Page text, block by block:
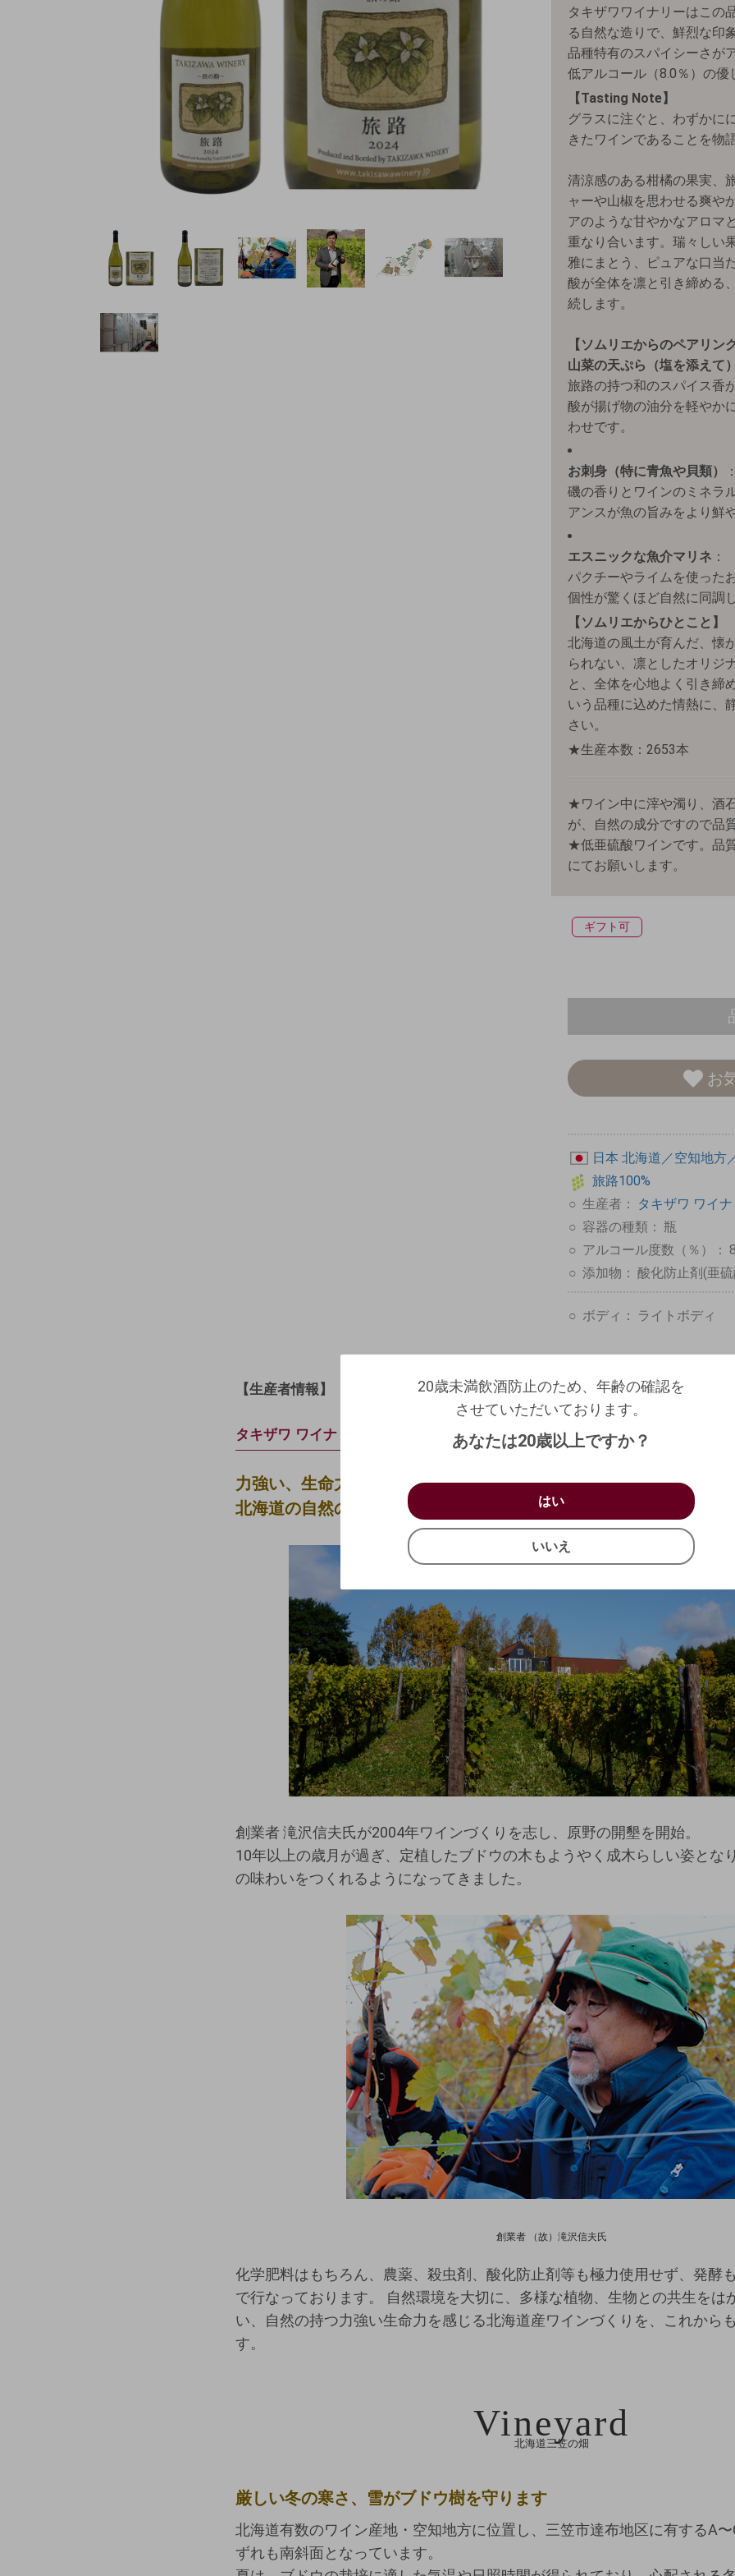
タキザワワイナリーはこの
る自然な造りで、鮮烈な印
品種特有のスパイシーさが
低アルコール（8.0％）の優
【Tasting Note】
グラスに注ぐと、わずかに
きたワインであることを物
清涼感のある柑橘の果実、
ャーや山椒を思わせる爽や
アのような甘やかなアロマ
重なり合います。瑞々しい
雅にまとう、ピュアな口当
酸が全体を凛と引き締める
続します。
【ソムリエからのペアリン
山菜の天ぷら（塩を添えて
旅路の持つ和のスパイス香
酸が揚げ物の油分を軽やか
わせです。
お刺身（特に青魚や貝類）
磯の香りとワインのミネラ
アンスが魚の旨みをより鮮
エスニックな魚介マリネ ：
パクチーやライムを使った
個性が驚くほど自然に同調
【ソムリエからひとこと】
北海道の風土が育んだ、懐
られない、凛としたオリジ
と、全体を心地よく引き締
いう品種に込めた情熱に、
さい。
★生産本数：2653本
★ワイン中に滓や濁り、酒
が、自然の成分ですので品
★低亜硫酸ワインです。品
にてお願いします。
ギフト可
お買い物を続ける カートへ進む
お
日本 北海道／空知地方
旅路100%
生産者：
タキザワ ワイ
容器の種類： 瓶
アルコール度数（％）：
添加物： 酸化防止剤(亜
ボディ： ライトボディ
【生産者情報】
タキザワ ワイナリー（ TAKIZAWA WINERY ）
力強い、生命力を感じるワイン。
北海道の自然の持つ力を極力引き出すワインづくりを目指していま
創業者 滝沢信夫氏が2004年ワインづくりを志し、原野の開墾を開始。
10年以上の歳月が過ぎ、定植したブドウの木もようやく成木らしい姿とな
の味わいをつくれるようになってきました。
創業者 （故）滝沢信夫氏
化学肥料はもちろん、農薬、殺虫剤、酸化防止剤等も極力使用せず、発酵
で行なっております。 自然環境を大切に、多様な植物、生物との共生をは
い、自然の持つ力強い生命力を感じる北海道産ワインづくりを、これから
す。
Vineyard
北海道三笠の畑
厳しい冬の寒さ、雪がブドウ樹を守ります
北海道有数のワイン産地・空知地方に位置し、三笠市達布地区に有するA
ずれも南斜面となっています。
20歳未満飲酒防止のため、年齢の確認を
させていただいております。
あなたは20歳以上ですか？
はい
いいえ
20歳未満飲酒防止のため、年齢の確認を
させていただいております。
生年月日を入力してください。
確認する
キャンセル
ログアウトします。よろしいですか？
（自動ログインの設定も解除されます。）
はい
いいえ